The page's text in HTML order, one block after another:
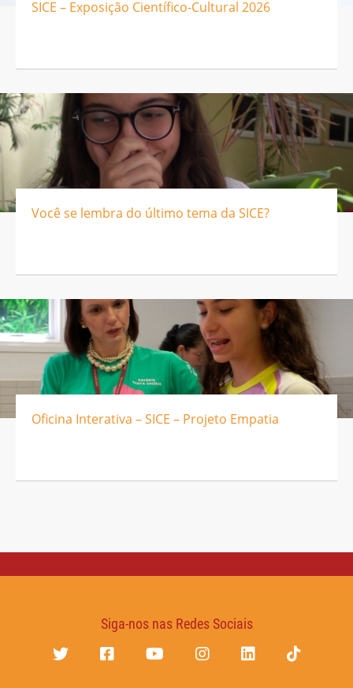
SICE – Exposição Científico-Cultural 2026
Você se lembra do último tema da SICE?
Oficina Interativa – SICE – Projeto Empatia
Siga-nos nas Redes Sociais